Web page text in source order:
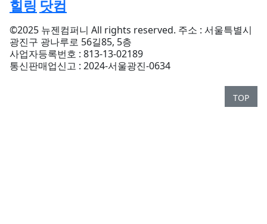
힐링 닷컴
©2025 뉴젠컴퍼니 All rights reserved. 주소 : 서울특별시
광진구 광나루로 56길85, 5층
사업자등록번호 : 813-13-02189
통신판매업신고 : 2024-서울광진-0634
TOP